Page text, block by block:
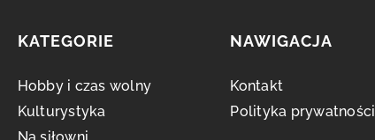
KATEGORIE
Hobby i czas wolny
Kulturystyka
NAWIGACJA
Kontakt
Polityka prywatności